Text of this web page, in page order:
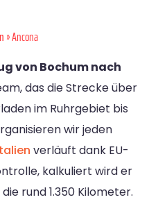
» Ancona
von Bochum nach
das die Strecke über
im Ruhrgebiet bis
wir jeden
verläuft dank EU-
kalkuliert wird er
rund 1.350 Kilometer.